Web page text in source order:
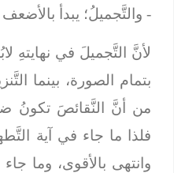
- والتَّجميلُ؛ يبدأ
لأنَّ التَّجميلَ في نهايتهِ
بتمام الصورة، بينما
من أنَّ النَّقائصَ تكونُ
فلذا ما جاء في آية
وانتهى بالأقوى، وما